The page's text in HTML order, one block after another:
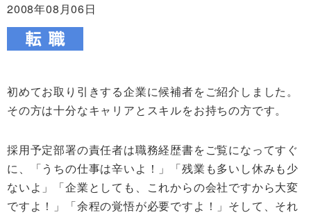
2008年08月06日
初めてお取り引きする企業に候補者をご紹介しました。
その方は十分なキャリアとスキルをお持ちの方です。
採用予定部署の責任者は職務経歴書をご覧になってすぐ
に、「うちの仕事は辛いよ！」「残業も多いし休みも少
ないよ」「企業としても、これからの会社ですから大変
ですよ！」「余程の覚悟が必要ですよ！」そして、それ